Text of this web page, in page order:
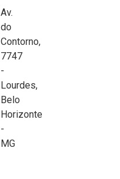
Av.
do
Contorno,
7747
-
Lourdes,
Belo
Horizonte
-
MG